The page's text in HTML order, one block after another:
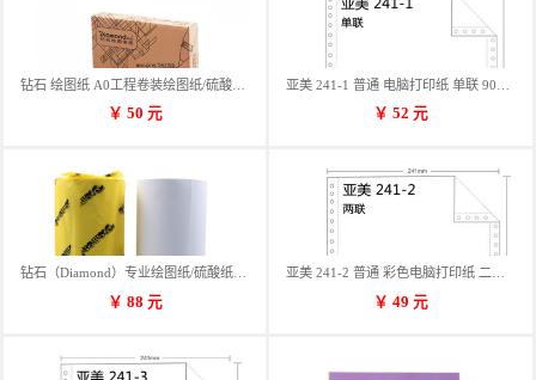
钻石 绘图纸 A0工程卷装绘图纸/硫酸纸 50m卷装 914*50MM/卷
￥ 50 元 ￥ 52元
钻石（Diamond）专业绘图纸/硫酸纸 临摹纸 73g A4 297mm*70m 单卷装
￥ 88 元
亚美 241-2 普通 彩色电脑打印纸 二联 900张/箱 蓝包装 三等份
￥ 49元